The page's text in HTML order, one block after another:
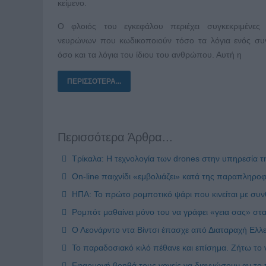
κείμενο.
Ο φλοιός του εγκεφάλου περιέχει συγκεκριμένες
νευρώνων που κωδικοποιούν τόσο τα λόγια ενός
όσο και τα λόγια του ίδιου του ανθρώπου. Αυτή η
ΠΕΡΙΣΣΌΤΕΡΑ...
Περισσότερα Άρθρα...
Τρίκαλα: Η τεχνολογία των drones στην υπηρεσία
Οn-line παιχνίδι «εμβολιάζει» κατά της
ΗΠΑ: Το πρώτο ρομποτικό ψάρι που κινείται με
Ρομπότ μαθαίνει μόνο του να γράφει «γεια σας»
Ο Λεονάρντο ντα Βίντσι έπασχε από Διαταραχή
Το παραδοσιακό κιλό πέθανε και επίσημα. Ζήτω το